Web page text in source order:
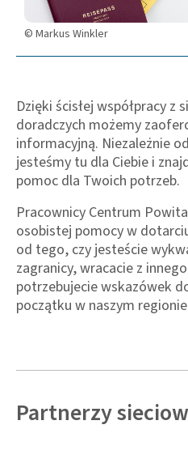
© Markus Winkler
Dzięki ścisłej współpracy
doradczych możemy
informacyjną. Niezależnie
jesteśmy tu dla Ciebie i
pomoc dla Twoich potrzeb.
Pracownicy Centrum
osobistej pomocy w
od tego, czy jesteście
zagranicy, wracacie z
potrzebujecie wskazówek
początku w naszym
Partn­erzy